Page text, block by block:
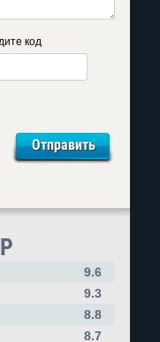
код
9.6
9.3
8.8
8.7